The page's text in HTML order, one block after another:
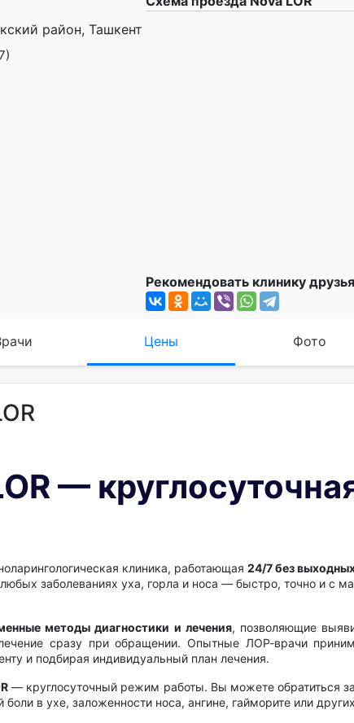
район, Ташкент
Рекомендовать клинику
Цены Фото
—
клиника, работающая 24/7 без
заболеваниях уха, горла и носа — быстро, точно и с
методы диагностики и лечения, позволяющие
сразу при обращении. Опытные ЛОР-врачи
и подбирая индивидуальный план лечения.
— круглосуточный режим работы. Вы можете обратиться
в ухе, заложенности носа, ангине, гайморите или